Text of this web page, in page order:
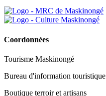
Coordonnées
Tourisme Maskinongé
Bureau d'information touristique
Boutique terroir et artisans